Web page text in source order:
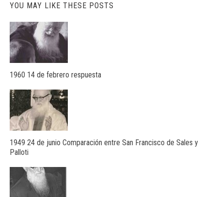
YOU MAY LIKE THESE POSTS
1960 14 de febrero respuesta
1949 24 de junio Comparación entre San Francisco de Sales y
Palloti